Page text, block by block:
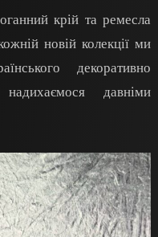
крій та ремесла
новій колекції ми
декоративно
давніми